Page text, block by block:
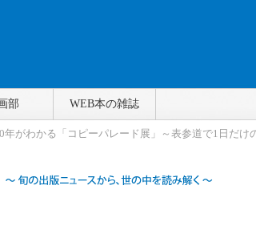
部 WEB本の雑誌
年がわかる「コピーパレード展」～表参道で1日だけ